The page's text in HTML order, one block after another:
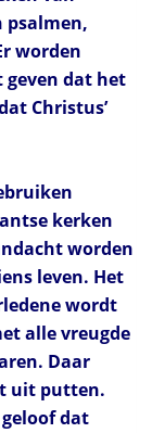
psalmen,
worden
dat het
Christus’
kerken
worden
leven. Het
wordt
alle vreugde
Daar
uit putten.
dat